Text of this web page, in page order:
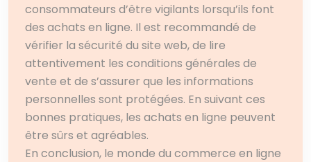
consommateurs d’être vigilants lorsqu’ils font
des achats en ligne. Il est recommandé de
vérifier la sécurité du site web, de lire
attentivement les conditions générales de
vente et de s’assurer que les informations
personnelles sont protégées. En suivant ces
bonnes pratiques, les achats en ligne peuvent
être sûrs et agréables.
En conclusion, le monde du commerce en ligne